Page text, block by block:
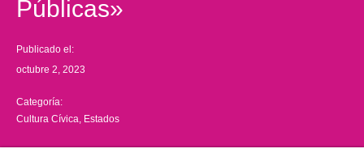
Públicas»
Publicado el:
octubre 2, 2023
Categoría:
Cultura Cívica Estados